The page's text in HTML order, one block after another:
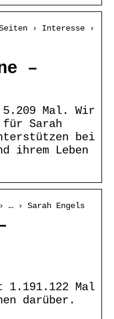
› Interesse ›
–
Mal. Wir
Sarah
bei
ihrem Leben
… › Sarah Engels
Mal
darüber.